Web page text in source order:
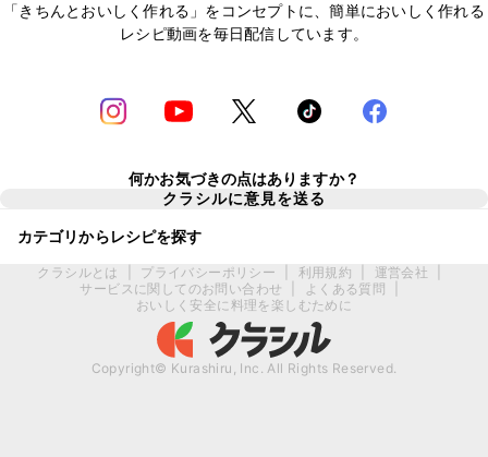
「きちんとおいしく作れる」をコンセプトに、簡単においしく作れる
レシピ動画を毎日配信しています。
何かお気づきの点はありますか？
クラシルに意見を送る
カテゴリからレシピを探す
クラシルとは プライバシーポリシー 利用規約 運営会社
サービスに関してのお問い合わせ
よくある質問
おいしく安全に料理を楽しむために
Copyright© Kurashiru, Inc. All Rights Reserved.